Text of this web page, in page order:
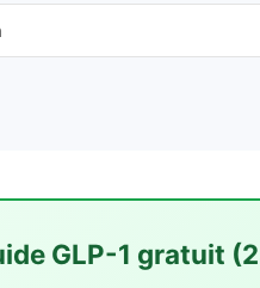
GLP-1 gratuit